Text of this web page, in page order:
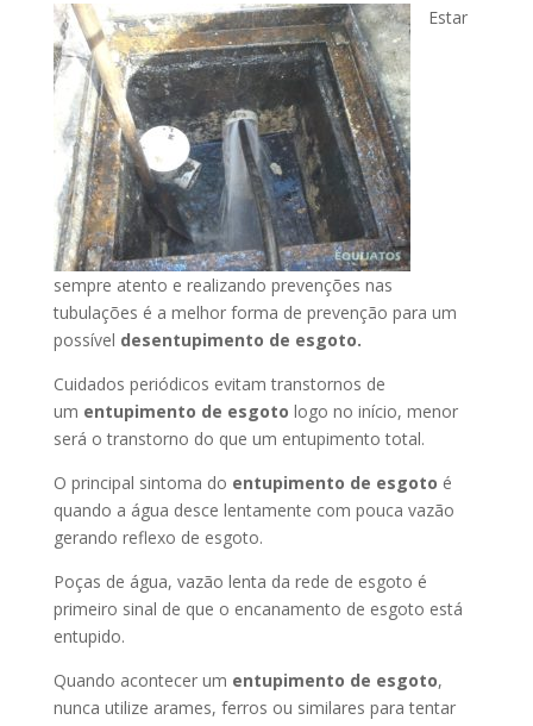
Estar
sempre atento e realizando prevenções nas
tubulações é a melhor forma de prevenção para um
possível desentupimento de esgoto.
Cuidados periódicos evitam transtornos de
um entupimento de esgoto logo no início, menor
será o transtorno do que um entupimento total.
O principal sintoma do entupimento de esgoto é
quando a água desce lentamente com pouca vazão
gerando reflexo de esgoto.
Poças de água, vazão lenta da rede de esgoto é
primeiro sinal de que o encanamento de esgoto está
entupido.
Quando acontecer um entupimento de esgoto,
nunca utilize arames, ferros ou similares para tentar